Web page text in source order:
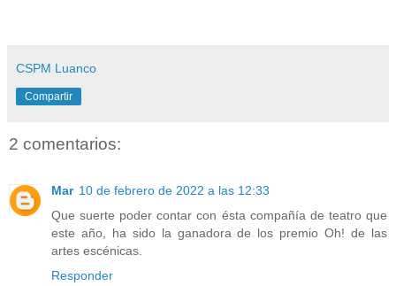
CSPM Luanco
Compartir
2 comentarios:
Mar 10 de febrero de 2022 a las 12:33
Que suerte poder contar con ésta compañía de teatro que
este año, ha sido la ganadora de los premio Oh! de las
artes escénicas.
Responder